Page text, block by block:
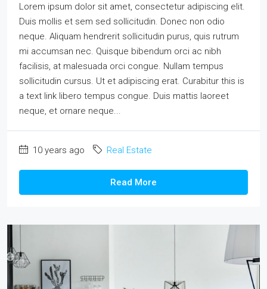
Lorem ipsum dolor sit amet, consectetur adipiscing elit.
Duis mollis et sem sed sollicitudin. Donec non odio
neque. Aliquam hendrerit sollicitudin purus, quis rutrum
mi accumsan nec. Quisque bibendum orci ac nibh
facilisis, at malesuada orci congue. Nullam tempus
sollicitudin cursus. Ut et adipiscing erat. Curabitur this is
a text link libero tempus congue. Duis mattis laoreet
neque, et ornare neque...
10 years ago Real Estate
Read More